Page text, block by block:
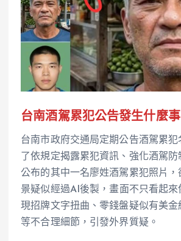
台南酒駕累犯公告發生什麼事
台南市政府交通局定期公告酒駕累犯
了依規定揭露累犯資訊、強化酒駕
公布的其中一名廖姓酒駕累犯照片，
景疑似經過AI後製，畫面不只看起來
現招牌文字扭曲、零錢盤疑似有美金
等不合理細節，引發外界質疑。